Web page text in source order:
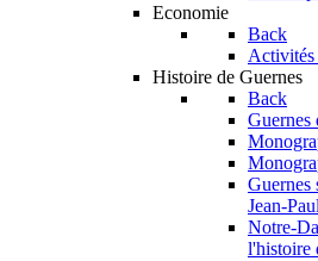
Economie
Back
Activités
Histoire de Guernes
Back
Guernes
Guernes
Jean-
Notre-
l'histoire